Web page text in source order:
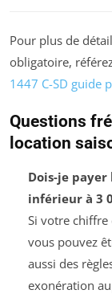
Pour plus de
obligatoire,
1447 C-SD guide
Questions
location
Dois-je payer
inférieur à 3
Si votre chiffre
vous pouvez
aussi des
exonération